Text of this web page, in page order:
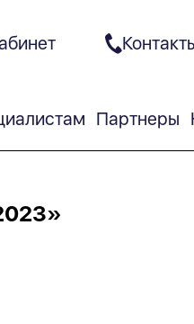
Партнеры